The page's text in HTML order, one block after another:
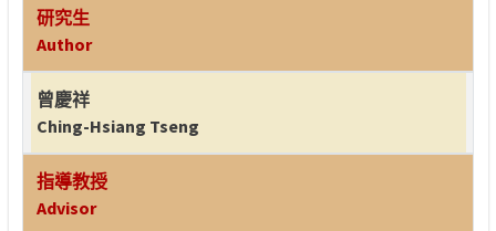
研究生
Author
曾慶祥
Ching-Hsiang Tseng
指導教授
Advisor